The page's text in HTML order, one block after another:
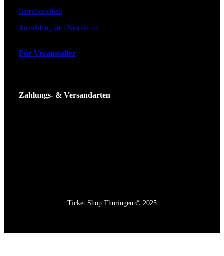
Barrierefreiheit
Anmeldung zum Newsletter
Für Veranstalter
Zahlungs- & Versandarten
Ticket Shop Thüringen © 2025